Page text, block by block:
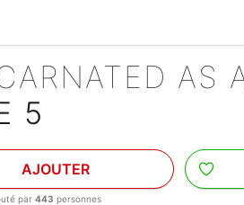
5
AJOUTER
par 443 personnes